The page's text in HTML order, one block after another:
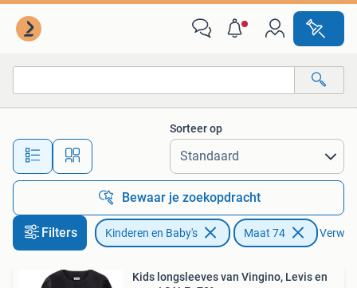
Alle afstanden…
Sorteer op
Bewaar je zoekopdracht
Filters Kinderen en Baby's Maat 74
Kids longsleeves van Vingino, Levis en